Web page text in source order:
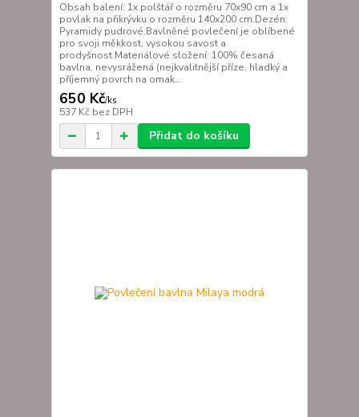
Obsah balení: 1x polštář o rozměru 70x90 cm a 1x
povlak na přikrývku o rozměru 140x200 cm.Dezén:
Pyramidy pudrové.Bavlněné povlečení je oblíbené
pro svoji měkkost, vysokou savost a
prodyšnost.Materiálové složení: 100% česaná
bavlna, nevysrážená (nejkvalitnější příze, hladký a
příjemný povrch na omak...
650 Kč/ks
537 Kč bez DPH
Přidat do košíku